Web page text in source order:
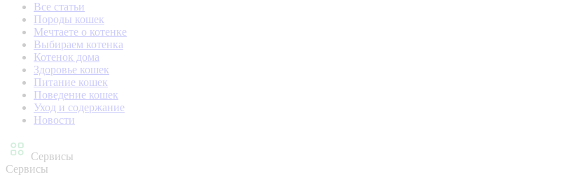
Все статьи
Породы кошек
Мечтаете о котенке
Выбираем котенка
Котенок дома
Здоровье кошек
Питание кошек
Поведение кошек
Уход и содержание
Новости
Сервисы
Сервисы